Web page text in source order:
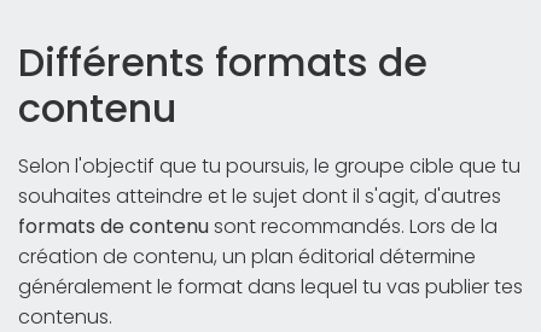
Différents formats de
contenu
Selon l'objectif que tu poursuis, le groupe cible que tu
souhaites atteindre et le sujet dont il s'agit, d'autres
formats de contenusont recommandés. Lors de la
création de contenu, un plan éditorial détermine
généralement le format dans lequel tu vas publier tes
contenus.